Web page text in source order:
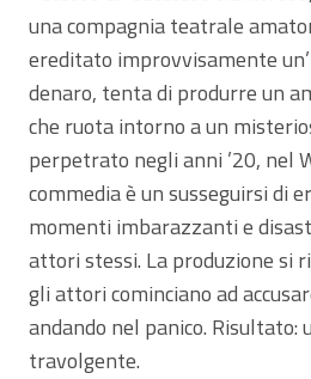
una compagnia teatrale
ereditato improvvisamente
denaro, tenta di produrre un
che ruota intorno a un
perpetrato negli anni ’20, nel
commedia è un susseguirsi di
momenti imbarazzanti e
attori stessi. La produzione si
gli attori cominciano ad
andando nel panico.
travolgente.